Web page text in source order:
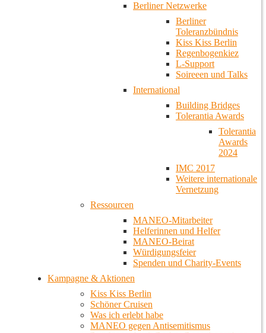
Berliner Netzwerke
Berliner
Toleranzbündnis
Kiss Kiss Berlin
Regenbogenkiez
L-Support
Soireeen und Talks
International
Building Bridges
Tolerantia Awards
Tolerantia
Awards
2024
IMC 2017
Weitere internationale
Vernetzung
Ressourcen
MANEO-Mitarbeiter
Helferinnen und Helfer
MANEO-Beirat
Würdigungsfeier
Spenden und Charity-Events
Kampagne & Aktionen
Kiss Kiss Berlin
Schöner Cruisen
Was ich erlebt habe
MANEO gegen Antisemitismus